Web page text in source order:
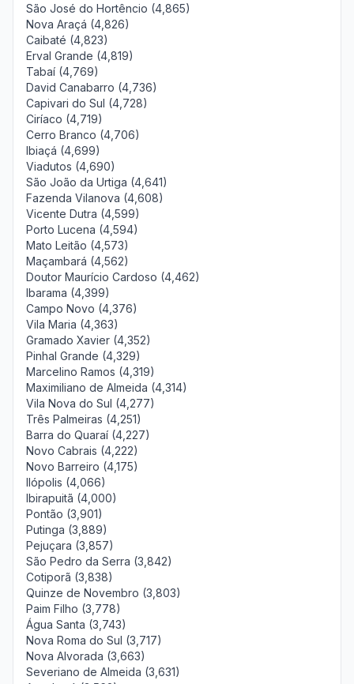
São José do Hortêncio (4,865)
Nova Araçá (4,826)
Caibaté (4,823)
Erval Grande (4,819)
Tabaí (4,769)
David Canabarro (4,736)
Capivari do Sul (4,728)
Ciríaco (4,719)
Cerro Branco (4,706)
Ibiaçá (4,699)
Viadutos (4,690)
São João da Urtiga (4,641)
Fazenda Vilanova (4,608)
Vicente Dutra (4,599)
Porto Lucena (4,594)
Mato Leitão (4,573)
Maçambará (4,562)
Doutor Maurício Cardoso (4,462)
Ibarama (4,399)
Campo Novo (4,376)
Vila Maria (4,363)
Gramado Xavier (4,352)
Pinhal Grande (4,329)
Marcelino Ramos (4,319)
Maximiliano de Almeida (4,314)
Vila Nova do Sul (4,277)
Três Palmeiras (4,251)
Barra do Quaraí (4,227)
Novo Cabrais (4,222)
Novo Barreiro (4,175)
Ilópolis (4,066)
Ibirapuitã (4,000)
Pontão (3,901)
Putinga (3,889)
Pejuçara (3,857)
São Pedro da Serra (3,842)
Cotiporã (3,838)
Quinze de Novembro (3,803)
Paim Filho (3,778)
Água Santa (3,743)
Nova Roma do Sul (3,717)
Nova Alvorada (3,663)
Severiano de Almeida (3,631)